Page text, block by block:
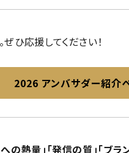
ひ応援してください！
2026 アンバサダー紹介
への熱量」「発信の質」「ブ